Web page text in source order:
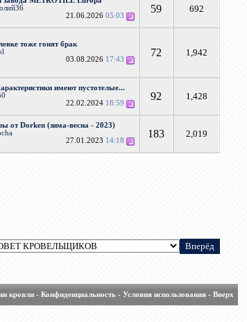
21.06.202605:03
59 692
тоже гонят брак
03.08.2026 17:43
72 1,942
имеют пустотелые...
22.02.2024 18:59
92 1,428
от Dorken (зима-весна - 2023)
27.01.2023 14:18
183 2,019
кровли- Конфиденциальность- Условия использования- Вверх